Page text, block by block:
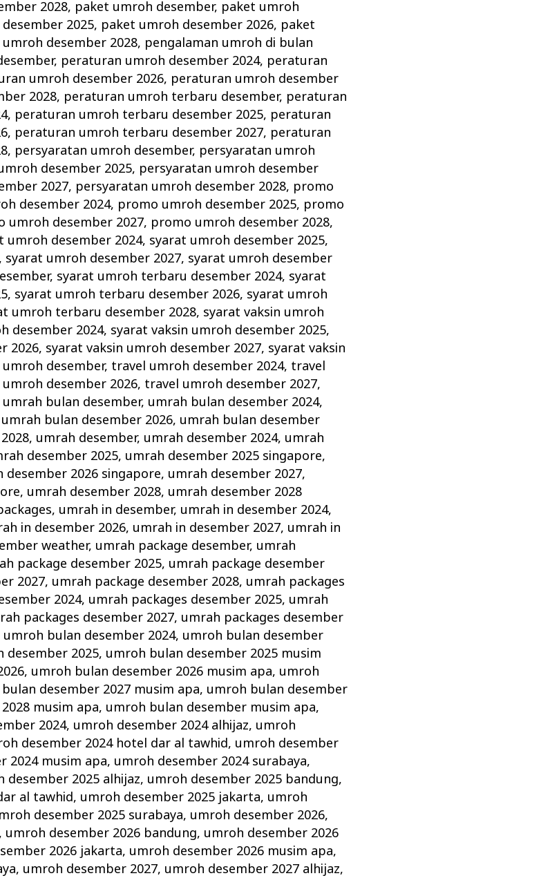
2028, paket umroh desember, paket umroh
2025, paket umroh desember 2026, paket
desember 2028, pengalaman umroh di bulan
, peraturan umroh desember 2024, peraturan
umroh desember 2026, peraturan umroh desember
2028, peraturan umroh terbaru desember, peraturan
, peraturan umroh terbaru desember 2025, peraturan
, peraturan umroh terbaru desember 2027, peraturan
, persyaratan umroh desember, persyaratan umroh
desember 2025, persyaratan umroh desember
2027, persyaratan umroh desember 2028, promo
desember 2024, promo umroh desember 2025, promo
umroh desember 2027, promo umroh desember 2028,
umroh desember 2024, syarat umroh desember 2025,
syarat umroh desember 2027, syarat umroh desember
, syarat umroh terbaru desember 2024, syarat
, syarat umroh terbaru desember 2026, syarat umroh
umroh terbaru desember 2028, syarat vaksin umroh
desember 2024, syarat vaksin umroh desember 2025,
2026, syarat vaksin umroh desember 2027, syarat vaksin
desember, travel umroh desember 2024, travel
desember 2026, travel umroh desember 2027,
umrah bulan desember, umrah bulan desember 2024,
umrah bulan desember 2026, umrah bulan desember
, umrah desember, umrah desember 2024, umrah
desember 2025, umrah desember 2025 singapore,
desember 2026 singapore, umrah desember 2027,
, umrah desember 2028, umrah desember 2028
, umrah in desember, umrah in desember 2024,
in desember 2026, umrah in desember 2027, umrah in
weather, umrah package desember, umrah
package desember 2025, umrah package desember
2027, umrah package desember 2028, umrah packages
2024, umrah packages desember 2025, umrah
packages desember 2027, umrah packages desember
umroh bulan desember 2024, umroh bulan desember
desember 2025, umroh bulan desember 2025 musim
, umroh bulan desember 2026 musim apa, umroh
desember 2027 musim apa, umroh bulan desember
musim apa, umroh bulan desember musim apa,
2024, umroh desember 2024 alhijaz, umroh
desember 2024 hotel dar al tawhid, umroh desember
2024 musim apa, umroh desember 2024 surabaya,
desember 2025 alhijaz, umroh desember 2025 bandung,
al tawhid, umroh desember 2025 jakarta, umroh
desember 2025 surabaya, umroh desember 2026,
umroh desember 2026 bandung, umroh desember 2026
2026 jakarta, umroh desember 2026 musim apa,
, umroh desember 2027, umroh desember 2027 alhijaz,